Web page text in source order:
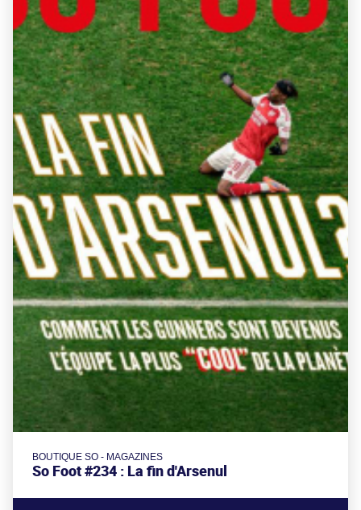
BOUTIQUE SO - MAGAZINES
So Foot #234 : La fin d'Arsenul